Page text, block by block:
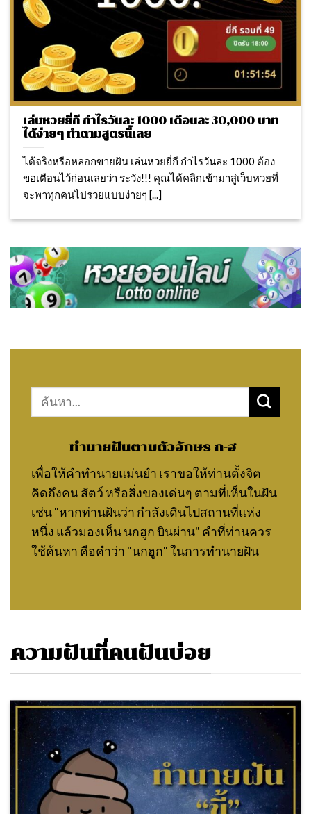
เล่นหวยยี่กี กำไรวันละ 1000 เดือนละ 30,000 บาท
ได้ง่ายๆ ทำตามสูตรนี้เลย
ได้จริงหรือหลอกขายฝัน เล่นหวยยี่กี กำไรวันละ 1000 ต้อง
ขอเตือนไว้ก่อนเลยว่า ระวัง!!! คุณได้คลิกเข้ามาสู่เว็บหวยที่
จะพาทุกคนไปรวยแบบง่ายๆ [...]
Search
ทำนายฝันตามตัวอักษร ก-ฮ
เพื่อให้คำทำนายแม่นยำ เราขอให้ท่านตั้งจิต
คิดถึงคน สัตว์ หรือสิ่งของเด่นๆ ตามที่เห็นในฝัน
เช่น "หากท่านฝันว่า กำลังเดินไปสถานที่แห่ง
หนึ่ง แล้วมองเห็น นกฮูก บินผ่าน" คำที่ท่านควร
ใช้ค้นหา คือคำว่า "นกฮูก" ในการทำนายฝัน
ความฝันที่คนฝันบ่อย